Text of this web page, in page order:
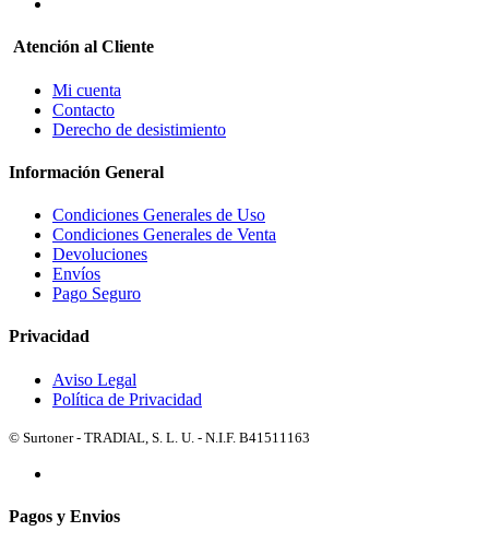
Atención al Cliente
Mi cuenta
Contacto
Derecho de desistimiento
Información General
Condiciones Generales de Uso
Condiciones Generales de Venta
Devoluciones
Envíos
Pago Seguro
Privacidad
Aviso Legal
Política de Privacidad
© Surtoner - TRADIAL, S. L. U. - N.I.F. B41511163
Pagos y Envios